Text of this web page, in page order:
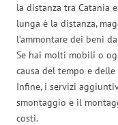
la distanza tra Catania
lunga è la distanza,
l’ammontare dei beni
Se hai molti mobili o
causa del tempo e
Infine, i servizi
smontaggio e il
costi.